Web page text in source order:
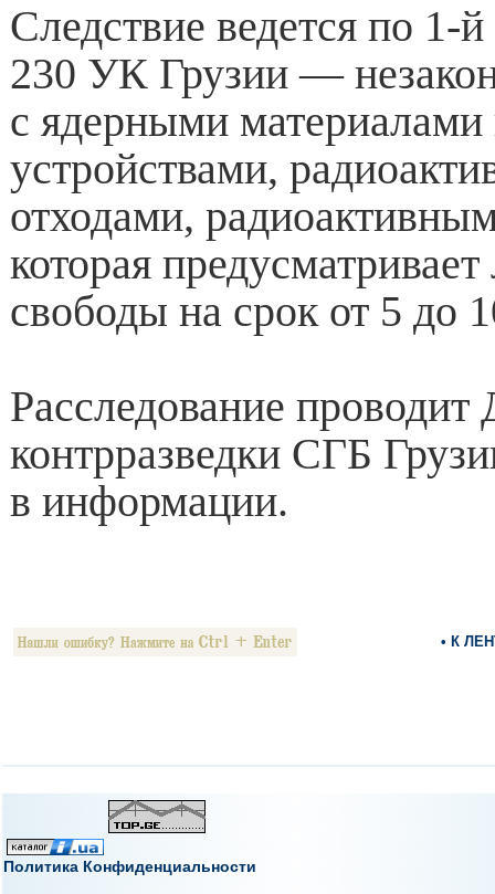
Следствие ведется по 1-й
230 УК Грузии —
с ядерными материалами
устройствами,
отходами,
которая
свободы на срок от 5 до
Расследование проводит
контрразведки СГБ
в информации.
• К
Политика Конфиденциальности